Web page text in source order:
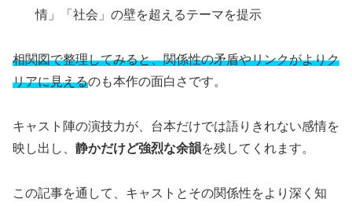
情」「社会」の壁を超えるテーマを提示
相関図で整理してみると、関係性の矛盾やリンクがよりク
リアに見えるのも本作の面白さです。
キャスト陣の演技力が、台本だけでは語りきれない感情を
映し出し、 静かだけど強烈な余韻を残してくれます。
この記事を通して、キャストとその関係性をより深く知